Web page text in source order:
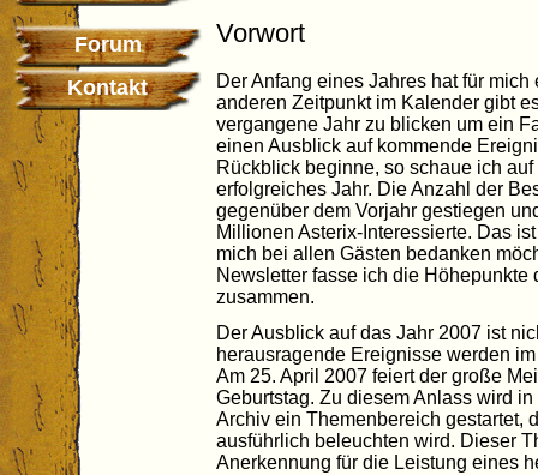
Forum
Kontakt
Vorwort
Der Anfang eines Jahres hat für
anderen Zeitpunkt im Kalender gibt
vergangene Jahr zu blicken um ein
einen Ausblick auf kommende
Rückblick beginne, so schaue ich
erfolgreiches Jahr. Die Anzahl der
gegenüber dem Vorjahr gestiegen
Millionen Asterix-Interessierte. Das
mich bei allen Gästen bedanken
Newsletter fasse ich die Höhepunkte
zusammen.
Der Ausblick auf das Jahr 2007 ist
herausragende Ereignisse werden
Am 25. April 2007 feiert der große
Geburtstag. Zu diesem Anlass wird
Archiv ein Themenbereich gestartet,
ausführlich beleuchten wird. Dieser
Anerkennung für die Leistung eines